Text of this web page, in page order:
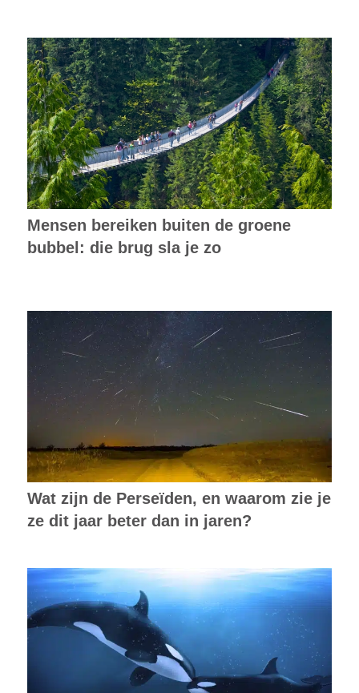
Mensen bereiken buiten de groene
bubbel: die brug sla je zo
Wat zijn de Perseïden, en waarom zie je
ze dit jaar beter dan in jaren?